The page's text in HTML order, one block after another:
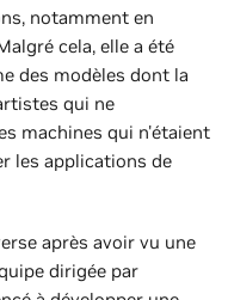
notamment en
cela, elle a été
des modèles dont la
qui ne
machines qui n'étaient
les applications de
après avoir vu une
dirigée par